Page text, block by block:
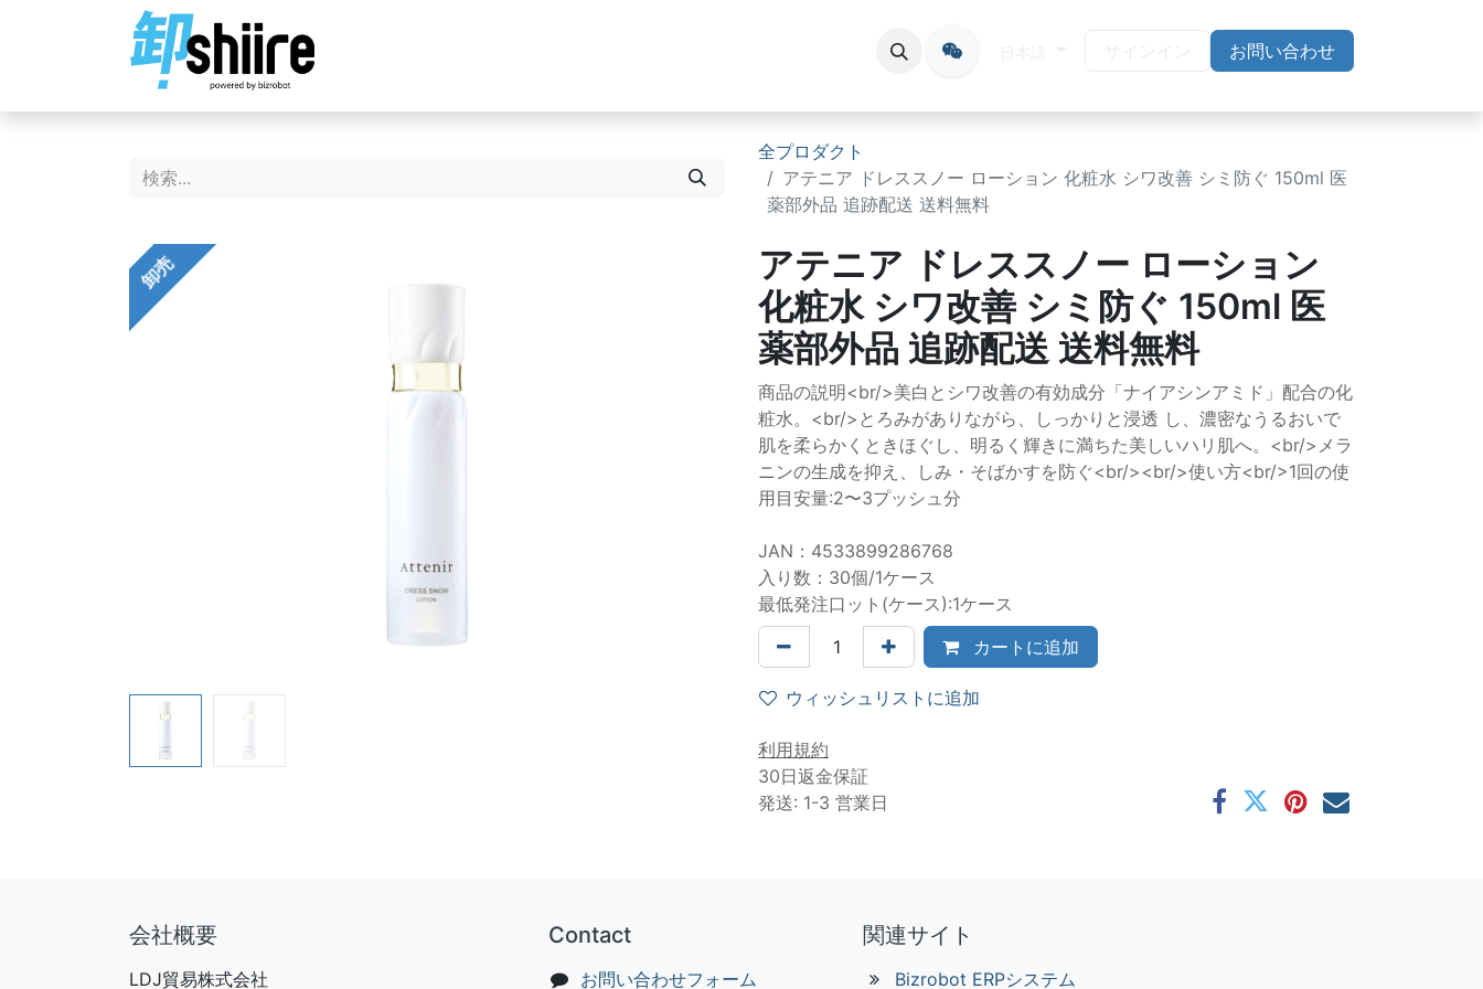
お問い合わせ
全プロダクト
アテニア ドレススノー ローション 化粧水 シワ改善 シミ防ぐ 150ml 医
薬部外品 追跡配送 送料無料
卸売
アテニア ドレススノー ローション
化粧水 シワ改善 シミ防ぐ 150ml 医
薬部外品 追跡配送 送料無料
商品の説明<br/>美白とシワ改善の有効成分「ナイアシンアミド」配合の化
粧水。<br/>とろみがありながら、しっかりと浸透 し、濃密なうるおいで
肌を柔らかくときほぐし、明るく輝きに満ちた美しいハリ肌へ。<br/>メラ
ニンの生成を抑え、しみ・そばかすを防ぐ<br/><br/>使い方<br/>1回の使
用目安量:2〜3プッシュ分
JAN：4533899286768
入り数：30個/1ケース
最低発注口ット(ケース):1ケース
カートに追加
ウィッシュリストに追加
利用規約
30日返金保証
発送: 1-3 営業日
会社概要
LDJ貿易株式会社
Contact
お問い合わせフォーム
関連サイト
Bizrobot ERPシステム